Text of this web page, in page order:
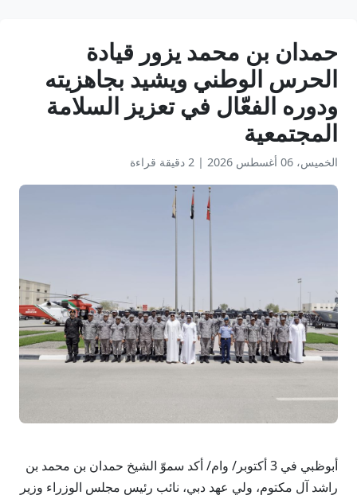
حمدان بن محمد يزور قيادة
الحرس الوطني ويشيد بجاهزيته
ودوره الفعّال في تعزيز السلامة
المجتمعية
الخميس، 06 أغسطس 2026 | 2 دقيقة قراءة
أبوظبي في 3 أكتوبر/ وام/ أكد سموّ الشيخ حمدان بن محمد بن
راشد آل مكتوم، ولي عهد دبي، نائب رئيس مجلس الوزراء وزير